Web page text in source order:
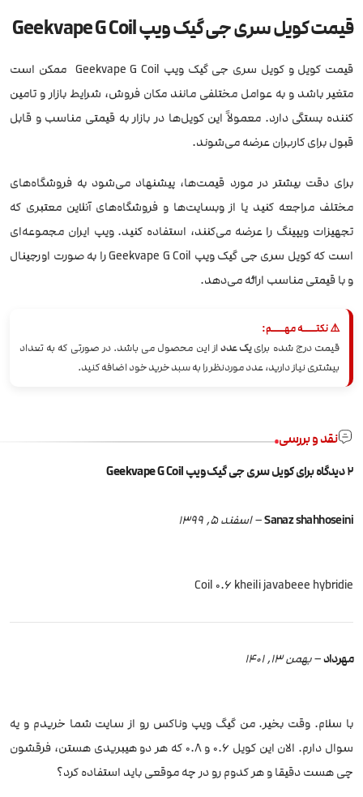
قیمت کویل سری جی گیک ویپ Geekvape G Coil
قیمت کویل و کویل سری جی گیک ویپ Geekvape G Coil ممکن است
متغیر باشد و به عوامل مختلفی مانند مکان فروش، شرایط بازار و تامین
کننده بستگی دارد. معمولاً این کویل‌ها در بازار به قیمتی مناسب و قابل
قبول برای کاربران عرضه می‌شوند.
برای دقت بیشتر در مورد قیمت‌ها، پیشنهاد می‌شود به فروشگاه‌های
مختلف مراجعه کنید یا از وبسایت‌ها و فروشگاه‌های آنلاین معتبری که
تجهیزات ویپینگ را عرضه می‌کنند، استفاده کنید. ویپ ایران مجموعه‌ای
است که کویل سری جی گیک ویپ Geekvape G Coil را به صورت اورجینال
و با قیمتی مناسب ارائه می‌دهد.
⚠️ نکتــــه مهــــم:
قیمت درج شده براییک عدداز این محصول می باشد. در صورتی که به تعداد
بیشتری نیاز دارید، عدد موردنظر را به سبد خرید خود اضافه کنید.
نقد و بررسی
2 دیدگاه برای کویل سری جی گیک ویپ Geekvape G Coil
Sanaz shahhoseini
–اسفند 5, 1399
Coil 0.6 kheili javabeee hybridie
مهرداد– بهمن 13, 1401
با سلام. وقت بخیر. من گیگ ویپ وناکس رو از سایت شما خریدم و یه
سوال دارم. الان این کویل 0.6 و 0.8 که هر دو هیبریدی هستن، فرقشون
چی هست دقیقا و هر کدوم رو در چه موقعی باید استفاده کرد؟